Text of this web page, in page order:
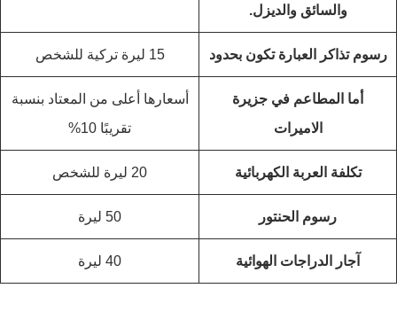
والسائق والديزل.
رسوم تذاكر العبارة تكون بحدود 15 ليرة تركية للشخص
أما المطاعم في جزيرة
الاميرات
أسعارها أعلى من المعتاد بنسبة
تقريبًا 10%
تكلفة العربة الكهربائية 20 ليرة للشخص
رسوم الحنتور 50 ليرة
آجار الدراجات الهوائية 40 ليرة